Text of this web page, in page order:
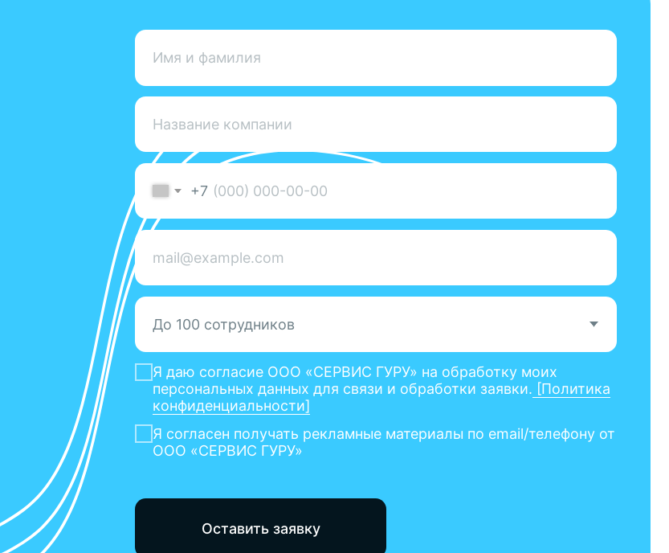
Я даю согласие ООО «CЕPВИС ГУРУ» на обработку моих
персональных данных для связи и обработки заявки.
конфиденциальности]
Я согласен получать рекламные материалы по email/телефону от
ООО «СEРВИС ГУPУ»
Оставить заявку
ПОДДЕРЖКА КОМПАНИЯ
64
Поддержка /
Функционал
Решения в
области
Мероприятия
Вакансии